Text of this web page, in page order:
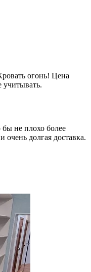
огонь! Цена
учитывать.
бы не плохо более
долгая доставка.